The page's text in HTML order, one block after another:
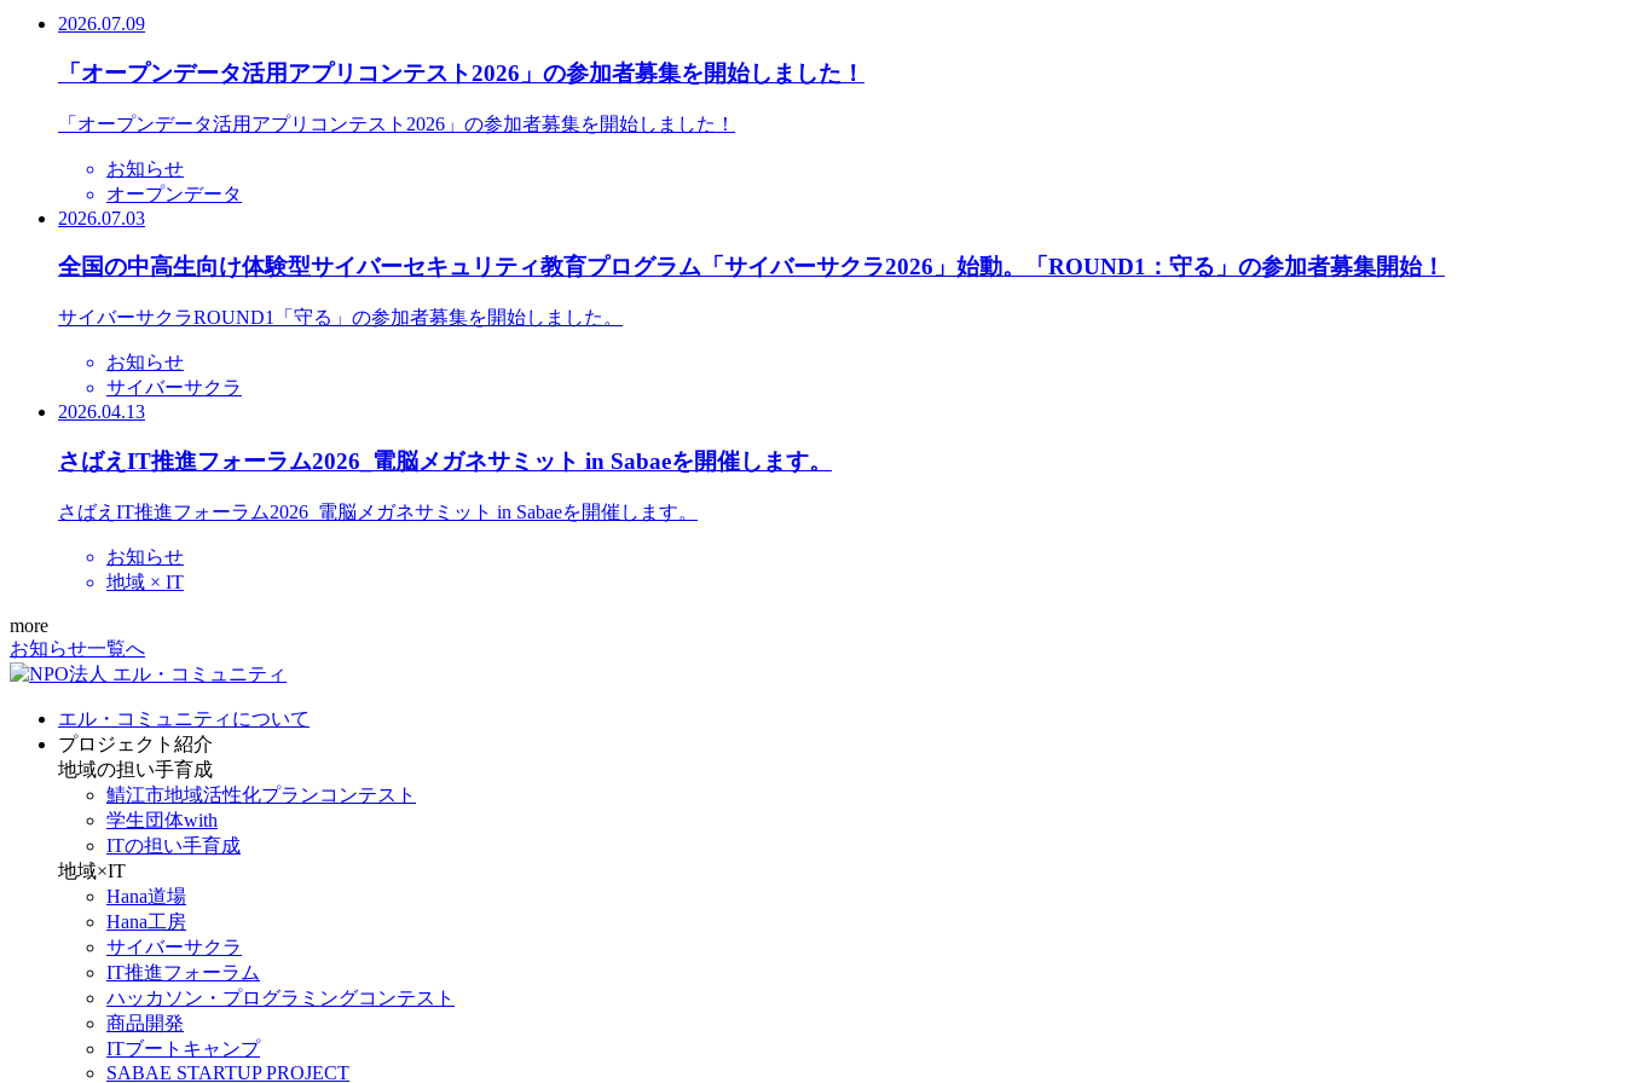
2026.07.09
「オープンデータ活用アプリコンテスト2026」の参加者募集を開始しました！
「オープンデータ活用アプリコンテスト2026」の参加者募集を開始しました！
お知らせ
オープンデータ
2026.07.03
全国の中高生向け体験型サイバーセキュリティ教育プログラム「サイバーサクラ2026」始動。「ROUND1：守る」の参加者募集開始！
サイバーサクラROUND1「守る」の参加者募集を開始しました。
お知らせ
サイバーサクラ
2026.04.13
さばえIT推進フォーラム2026_電脳メガネサミット in Sabaeを開催します。
さばえIT推進フォーラム2026_電脳メガネサミット in Sabaeを開催します。
お知らせ
地域 × IT
more
お知らせ一覧へ
エル・コミュニティについて
プロジェクト紹介
地域の担い手育成
鯖江市地域活性化プランコンテスト
学生団体with
ITの担い手育成
地域×IT
Hana道場
Hana工房
サイバーサクラ
IT推進フォーラム
ハッカソン・プログラミングコンテスト
商品開発
ITブートキャンプ
SABAE STARTUP PROJECT